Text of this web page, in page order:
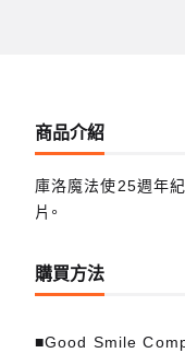
商品介紹
庫洛魔法使25週年
片。
購買方法
■Good Smile